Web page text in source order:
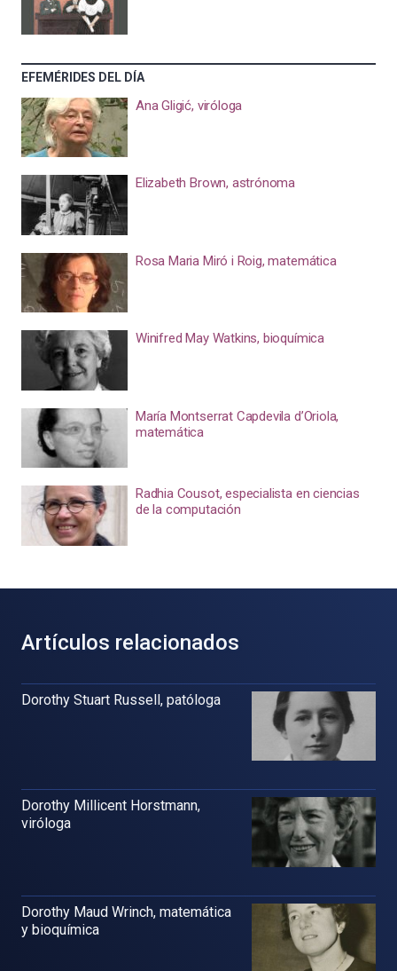
EFEMÉRIDES DEL DÍA
Ana Gligić, viróloga
Elizabeth Brown, astrónoma
Rosa Maria Miró i Roig, matemática
Winifred May Watkins, bioquímica
María Montserrat Capdevila d’Oriola,
matemática
Radhia Cousot, especialista en ciencias
de la computación
Artículos relacionados
Dorothy Stuart Russell, patóloga
Dorothy Millicent Horstmann,
viróloga
Dorothy Maud Wrinch, matemática
y bioquímica